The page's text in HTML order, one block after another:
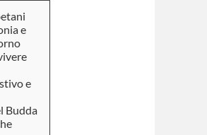
e
e
Budda